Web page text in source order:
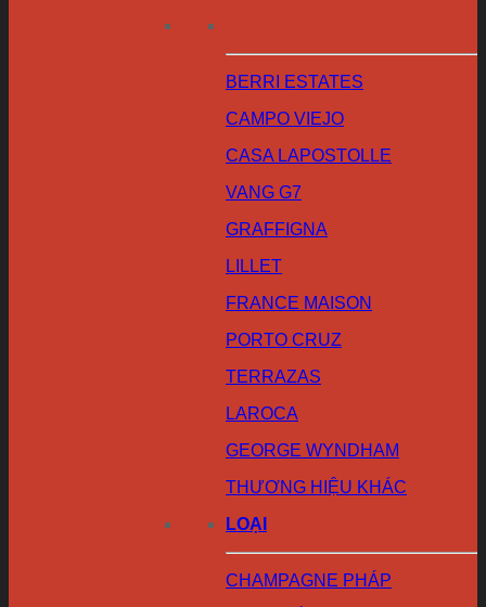
BERRI ESTATES
CAMPO VIEJO
CASA LAPOSTOLLE
VANG G7
GRAFFIGNA
LILLET
FRANCE MAISON
PORTO CRUZ
TERRAZAS
LAROCA
GEORGE WYNDHAM
THƯƠNG HIỆU KHÁC
LOẠI
CHAMPAGNE PHÁP